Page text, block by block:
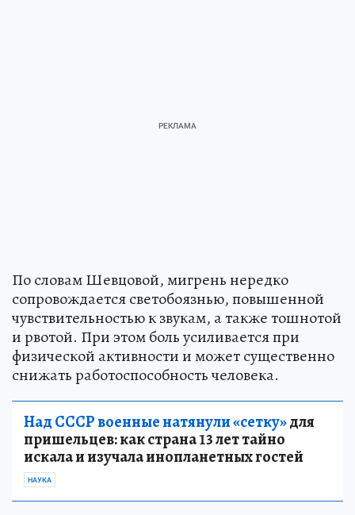
По словам Шевцовой, мигрень нередко
сопровождается светобоязнью, повышенной
чувствительностью к звукам, а также тошнотой
и рвотой. При этом боль усиливается при
физической активности и может существенно
снижать работоспособность человека.
Над СССР военные натянули «сетку»для
пришельцев: как страна 13 лет тайно
искала и изучала инопланетных гостей
НАУКА